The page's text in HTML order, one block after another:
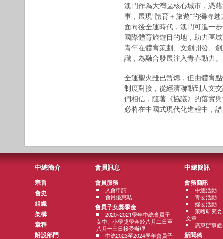
澳門作為大灣區核心城市，憑
事，展現“體育＋旅遊”的獨特
面向後全運時代，澳門可進一
國際體育旅遊目的地，助力區
青年在體育策劃、文創開發、
識，為融合發展注入青春動力。
全運聖火雖已暫熄，但由體育
制度對接，從經濟聯動到人文
們相信，隨著《協議》的落實
必將在中國式現代化進程中，
中總簡介
宗旨
會史
組織
架構
章程
附設部門
會員訊息
會員服務
入會申請
會員優惠咭
會員子女獎學金
2020~2021學年中總會員子
女中、小學獎學金於八月二日至
八月十三日接受辦理
中總2023至2024學年會員子
中總簡訊
會務簡訊
中總活動
青委活動
婦委活動
策略研究
文章
廣東辦事處
新聞稿